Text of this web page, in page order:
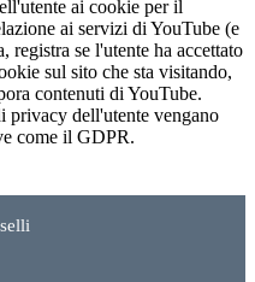
ai cookie per il
ai servizi di YouTube (e
se l'utente ha accettato
sul sito che sta visitando,
contenuti di YouTube.
privacy dell'utente vengano
come il GDPR.